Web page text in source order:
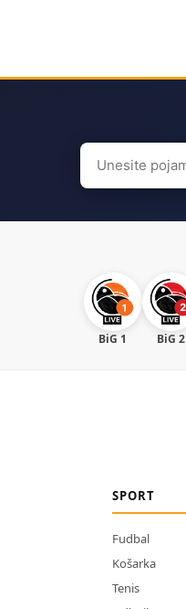
Search
for:
BiG 1 BiG 2
SPORT
Fudbal
Košarka
Tenis